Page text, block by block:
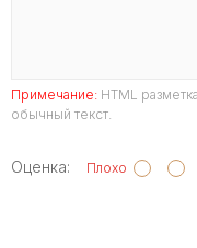
Примечание: HTML
обычный текст.
Оценка: Плохо